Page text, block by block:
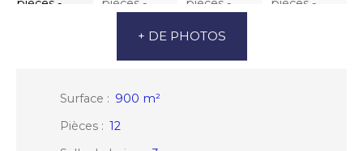
+ DE PHOTOS
Surface : 900 m²
Pièces : 12